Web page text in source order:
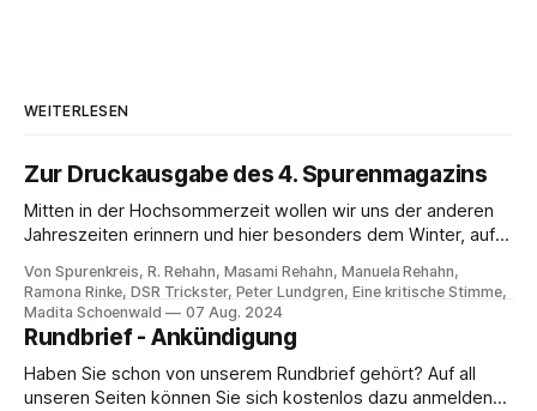
WEITERLESEN
Zur Druckausgabe des 4. Spurenmagazins
Mitten in der Hochsommerzeit wollen wir uns der anderen
Jahreszeiten erinnern und hier besonders dem Winter, auf
Magazins ein wenig Inspiration ins Leben bringen. "Vom
Winter" erzählt Herausgeber R. Rehahn in persönlichen
Worten im Editorial. Ramona Rinke lässt uns
Von Spurenkreis, R. Rehahn, Masami Rehahn, Manuela Rehahn,
Ramona Rinke, DSR Trickster, Peter Lundgren, Eine kritische Stimme,
Madita Schoenwald
07 Aug. 2024
Rundbrief - Ankündigung
Haben Sie schon von unserem Rundbrief gehört? Auf all
unseren Seiten können Sie sich kostenlos dazu anmelden